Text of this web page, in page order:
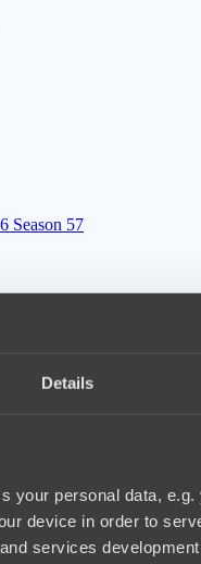
Details
your personal data,
device in order to
services
Season 57
Season 57